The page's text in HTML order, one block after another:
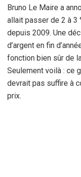
Bruno Le Maire a
allait passer de 2 à 3
depuis 2009. Une
d’argent en fin
fonction bien sûr de
Seulement voilà : ce
devrait pas suffire à
prix.